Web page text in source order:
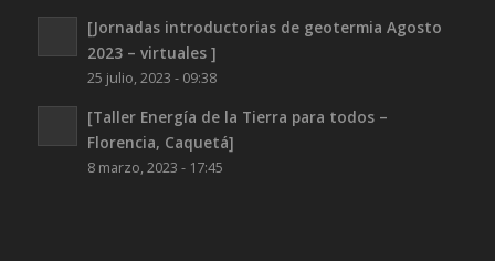
[Jornadas introductorias de geotermia Agosto
2023 – virtuales ]
25 julio, 2023 - 09:38
[Taller Energía de la Tierra para todos –
Florencia, Caquetá]
8 marzo, 2023 - 17:45